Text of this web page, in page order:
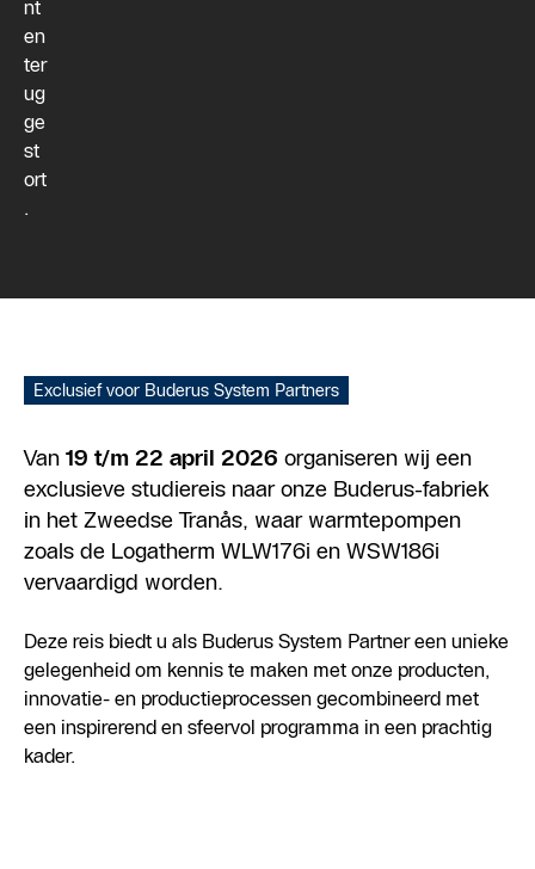
nt
en
ter
ug
ge
st
ort
.
Exclusief voor Buderus System Partners
Van 19 t/m 22 april 2026 organiseren wij een
exclusieve studiereis naar onze Buderus-fabriek
in het Zweedse Tranås, waar warmtepompen
zoals de Logatherm WLW176i en WSW186i
vervaardigd worden.
Deze reis biedt u als Buderus System Partner een unieke
gelegenheid om kennis te maken met onze producten,
innovatie- en productieprocessen gecombineerd met
een inspirerend en sfeervol programma in een prachtig
kader.